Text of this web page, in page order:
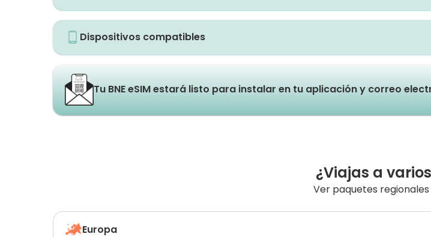
Dispositivos compatibles
Tu BNE eSIM estará listo para instalar en tu aplicación y correo
¿Viajas a
Ver paquetes
Europa